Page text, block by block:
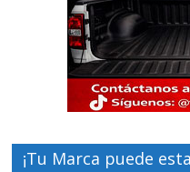
¡Tu Marca puede